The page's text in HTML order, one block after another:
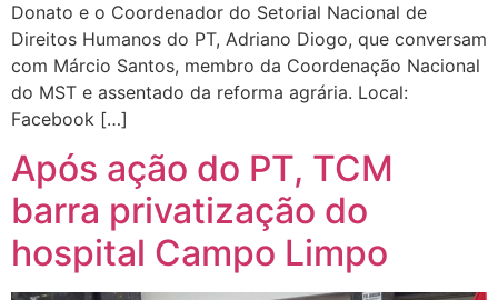
Donato e o Coordenador do Setorial Nacional de
Direitos Humanos do PT, Adriano Diogo, que conversam
com Márcio Santos, membro da Coordenação Nacional
do MST e assentado da reforma agrária. Local:
Facebook […]
Após ação do PT, TCM
barra privatização do
hospital Campo Limpo